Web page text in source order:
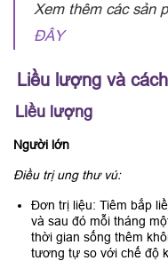
Xem thêm các sản
ĐÂY
Liều lượng và
Liều lượng
Người lớn
Điều trị ung thư vú:
Đơn trị liệu: Tiêm bắp
và sau đó mỗi tháng
thời gian sống thêm
tương tự so với chế độ